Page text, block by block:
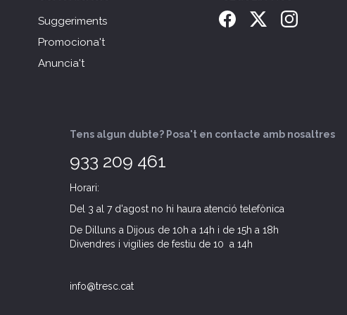
Suggeriments
Promociona't
Anuncia't
Tens algun dubte? Posa't en contacte amb nosaltres
933 209 461
Horari:
Del 3 al 7 d'agost no hi haura atenció telefònica
De Dilluns a Dijous de 10h a 14h i de 15h a 18h
Divendres i vigílies de festiu de 10 a 14h
info@tresc.cat